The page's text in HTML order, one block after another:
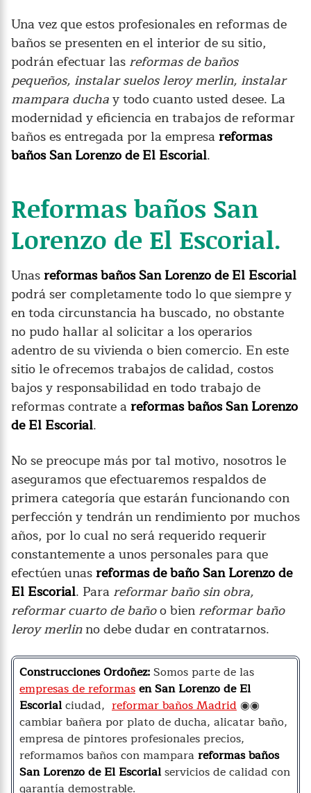
Una vez que estos profesionales en reformas de
baños se presenten en el interior de su sitio,
podrán efectuar las reformas de baños
pequeños, instalar suelos leroy merlin, instalar
mampara duchay todo cuanto usted desee. La
modernidad y eficiencia en trabajos de reformar
baños es entregada por la empresareformas
baños San Lorenzo de El Escorial.
Reformas baños San
Lorenzo de El Escorial.
Unasreformas baños San Lorenzo de El Escorial
podrá ser completamente todo lo que siempre y
en toda circunstancia ha buscado, no obstante
no pudo hallar al solicitar a los operarios
adentro de su vivienda o bien comercio. En este
sitio le ofrecemos trabajos de calidad, costos
bajos y responsabilidad en todo trabajo de
reformas contrate areformas baños San Lorenzo
de El Escorial.
No se preocupe más por tal motivo, nosotros le
aseguramos que efectuaremos respaldos de
primera categoría que estarán funcionando con
perfección y tendrán un rendimiento por muchos
años, por lo cual no será requerido requerir
constantemente a unos personales para que
efectúen unasreformas de baño San Lorenzo de
El Escorial. Para reformar baño sin obra,
reformar cuarto de bañoo bien reformar baño
leroy merlinno debe dudar en contratarnos.
Construcciones Ordoñez:Somos parte de las
empresas de reformasen San Lorenzo de El
Escorialciudad, reformar baños Madrid ◉◉
cambiar bañera por plato de ducha, alicatar baño,
empresa de pintores profesionales precios,
reformamos baños con mamparareformas baños
San Lorenzo de El Escorialservicios de calidad con
garantía demostrable.